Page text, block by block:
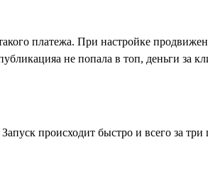
платежа. При настройке
не попала в топ, деньги за
происходит быстро и всего за три